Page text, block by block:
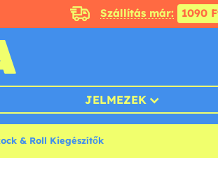
Szállítás már: 1090
JELMEZEK
& Roll Kiegészítők